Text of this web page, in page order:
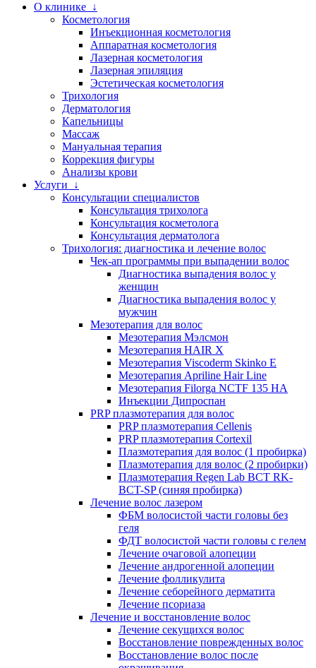
О клинике ↓
Косметология
Инъекционная косметология
Аппаратная косметология
Лазерная косметология
Лазерная эпиляция
Эстетическая косметология
Трихология
Дерматология
Капельницы
Массаж
Мануальная терапия
Коррекция фигуры
Анализы крови
Услуги ↓
Консультации специалистов
Консультация трихолога
Консультация косметолога
Консультация дерматолога
Трихология: диагностика и лечение волос
Чек-ап программы при выпадении волос
Диагностика выпадения волос у
женщин
Диагностика выпадения волос у
мужчин
Мезотерапия для волос
Мезотерапия Мэлсмон
Мезотерапия HAIR X
Мезотерапия Viscoderm Skinko E
Мезотерапия Apriline Hair Line
Мезотерапия Filorga NCTF 135 HA
Инъекции Дипроспан
PRP плазмотерапия для волос
PRP плазмотерапия Cellenis
PRP плазмотерапия Cortexil
Плазмотерапия для волос (1 пробирка)
Плазмотерапия для волос (2 пробирки)
Плазмотерапия Regen Lab BCT RK-
BCT-SP (синяя пробирка)
Лечение волос лазером
ФБМ волосистой части головы без
геля
ФДТ волосистой части головы с гелем
Лечение очаговой алопеции
Лечение андрогенной алопеции
Лечение фолликулита
Лечение себорейного дерматита
Лечение псориаза
Лечение и восстановление волос
Лечение секущихся волос
Восстановление поврежденных волос
Восстановление волос после